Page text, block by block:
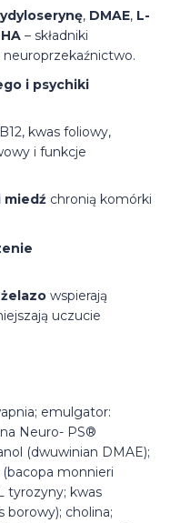
, DMAE, L-
– składniki
i psychiki
kwas foliowy,
i funkcje
miedź chronią komórki
wspierają
uczucie
emulgator:
Neuro- PS®
(dwuwinian DMAE);
monnieri
tyrozyny; kwas
borowy); cholina;